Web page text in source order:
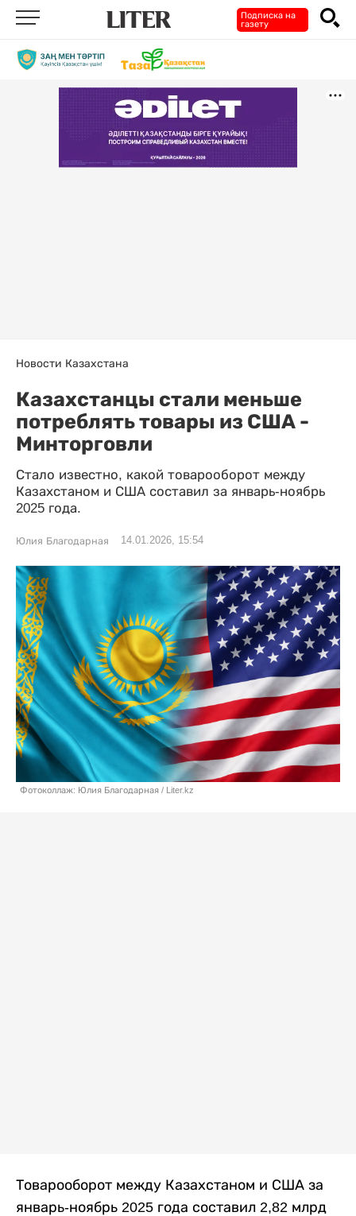
Подписка на
газету
Новости Казахстана
Казахстанцы стали меньше
потреблять товары из США -
Минторговли
Стало известно, какой товарооборот между
Казахстаном и США составил за январь-ноябрь
2025 года.
Юлия Благодарная 14.01.2026, 15:54
Фотоколлаж: Юлия Благодарная / Liter.kz
Товарооборот между Казахстаном и США за
январь-ноябрь 2025 года составил 2,82 млрд